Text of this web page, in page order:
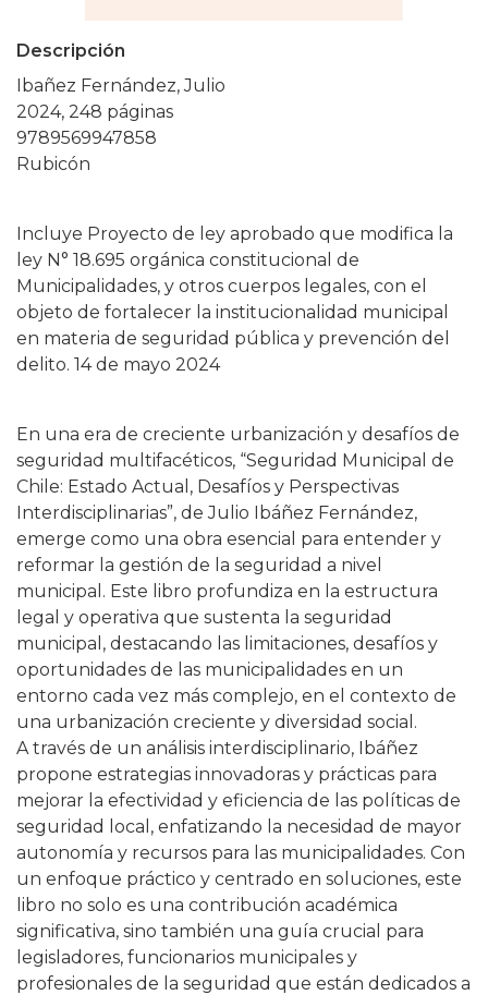
Descripción
Ibañez Fernández, Julio
2024, 248 páginas
9789569947858
Rubicón
Incluye Proyecto de ley aprobado que modifica la
ley N° 18.695 orgánica constitucional de
Municipalidades, y otros cuerpos legales, con el
objeto de fortalecer la institucionalidad municipal
en materia de seguridad pública y prevención del
delito. 14 de mayo 2024
En una era de creciente urbanización y desafíos de
seguridad multifacéticos, “Seguridad Municipal de
Chile: Estado Actual, Desafíos y Perspectivas
Interdisciplinarias”, de Julio Ibáñez Fernández,
emerge como una obra esencial para entender y
reformar la gestión de la seguridad a nivel
municipal. Este libro profundiza en la estructura
legal y operativa que sustenta la seguridad
municipal, destacando las limitaciones, desafíos y
oportunidades de las municipalidades en un
entorno cada vez más complejo, en el contexto de
una urbanización creciente y diversidad social.
A través de un análisis interdisciplinario, Ibáñez
propone estrategias innovadoras y prácticas para
mejorar la efectividad y eficiencia de las políticas de
seguridad local, enfatizando la necesidad de mayor
autonomía y recursos para las municipalidades. Con
un enfoque práctico y centrado en soluciones, este
libro no solo es una contribución académica
significativa, sino también una guía crucial para
legisladores, funcionarios municipales y
profesionales de la seguridad que están dedicados a